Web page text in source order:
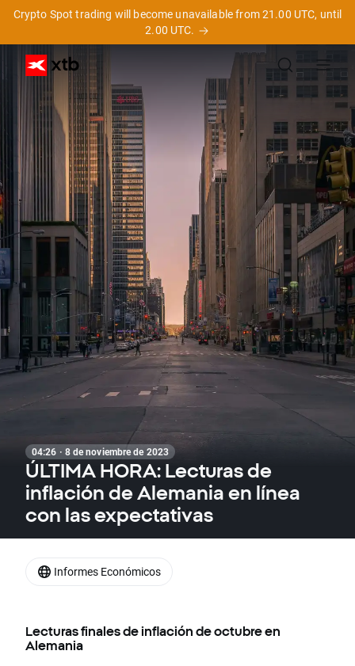
Crypto Spot trading will become unavailable from 21.00 UTC, until
2.00 UTC.
04:26 · 8 de noviembre de 2023
ÚLTIMA HORA: Lecturas de
inflación de Alemania en línea
con las expectativas
Lecturas finales de inflación de octubre en
Alemania
Informes Económicos